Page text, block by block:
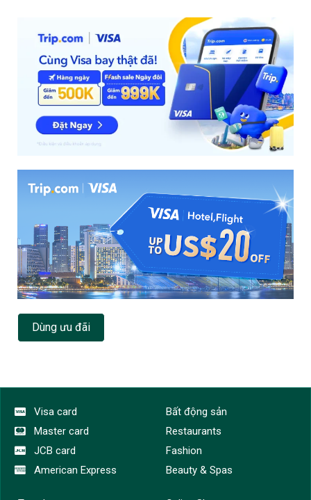
Dùng ưu đãi
Visa card
Master card
JCB card
American Express
Bất động sản
Restaurants
Fashion
Beauty & Spas